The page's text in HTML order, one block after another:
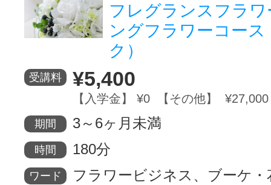
フレグランスフラ
ングフラワーコー
ク）
受講料 ¥5,400
【入学金】 ¥0 【その他】 ¥27,000
期間 3～6ヶ月未満
時間 180分
ワード
フラワービジネス、ブーケ